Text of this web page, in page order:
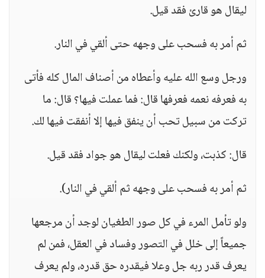
ليقال هو قارئ فقد قيل.
ثم أمر به فسحب على وجهه حتى ألقي في النار.
ورجل وسع الله عليه وأعطاه من أصناف المال كله فأتى
به فعرفه نعمه فعرفها قال: فما عملت فيها؟ قال: ما
تركت من سبيل تحب أن ينفق فيها إلا أنفقت فيها لك.
قال: كذبت، ولكنك فعلت ليقال هو جواد فقد قيل.
ثم أمر به فسحب على وجهه ثم ألقي في النار).
ولو تأمل المرء في كل صور الطغيان لوجد أن مرجعها
جميعاً إلى خلل في التصور وفساد في العقل، فمن لم
يعرف قدر ربه جل وعلا فيقدره حق قدره، ولم يعرف